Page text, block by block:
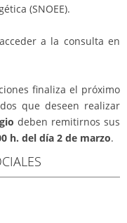
(SNOEE).
a la consulta en
finaliza el próximo
que deseen realizar
deben remitirnos sus
h. del día 2 de marzo.